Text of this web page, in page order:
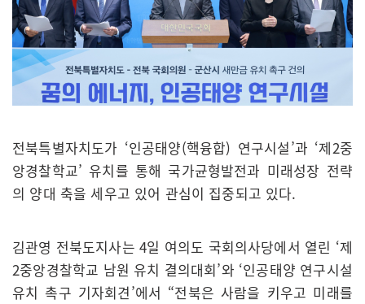
전북특별자치도가 ‘인공태양(핵융합) 연구시설’과 ‘제2중
앙경찰학교’ 유치를 통해 국가균형발전과 미래성장 전략
의 양대 축을 세우고 있어 관심이 집중되고 있다.
김관영 전북도지사는 4일 여의도 국회의사당에서 열린 ‘제
2중앙경찰학교 남원 유치 결의대회’와 ‘인공태양 연구시설
유치 촉구 기자회견’에서 “전북은 사람을 키우고 미래를